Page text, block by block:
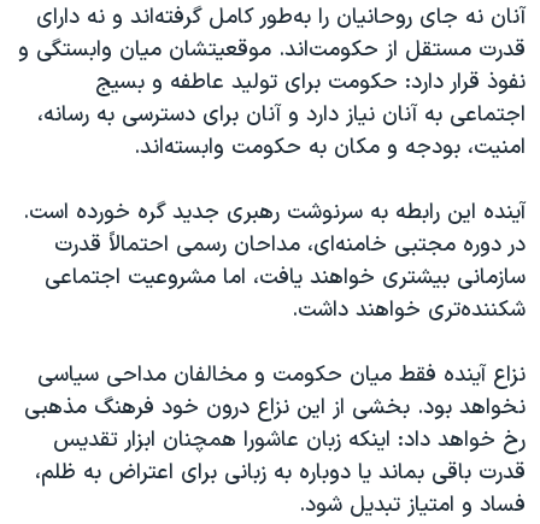
آنان نه جای روحانیان را به‌طور کامل گرفته‌اند و نه دارای
قدرت مستقل از حکومت‌اند. موقعیتشان میان وابستگی و
نفوذ قرار دارد: حکومت برای تولید عاطفه و بسیج
اجتماعی به آنان نیاز دارد و آنان برای دسترسی به رسانه،
امنیت، بودجه و مکان به حکومت وابسته‌اند.
آینده این رابطه به سرنوشت رهبری جدید گره خورده است.
در دوره مجتبی خامنه‌ای، مداحان رسمی احتمالاً قدرت
سازمانی بیشتری خواهند یافت، اما مشروعیت اجتماعی
شکننده‌تری خواهند داشت.
نزاع آینده فقط میان حکومت و مخالفان مداحی سیاسی
نخواهد بود. بخشی از این نزاع درون خود فرهنگ مذهبی
رخ خواهد داد: اینکه زبان عاشورا همچنان ابزار تقدیس
قدرت باقی بماند یا دوباره به زبانی برای اعتراض به ظلم،
فساد و امتیاز تبدیل شود.